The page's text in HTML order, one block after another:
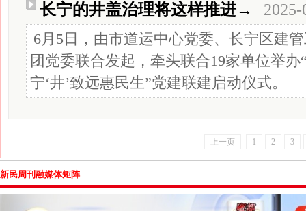
长宁的井盖治理将这样推进→
6月5日，由市道运中心党委、长宁区建
团党委联合发起，牵头联合19家单位举
宁‘井’致远惠民生”党建联建启动仪式。
上一页 1 2 3
新民周刊融媒体矩阵